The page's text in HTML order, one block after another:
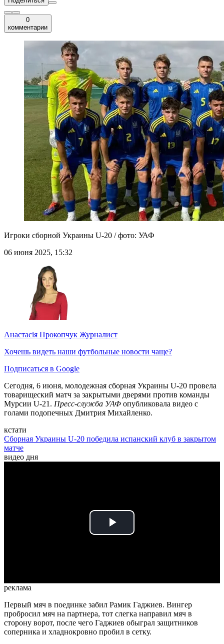
0
комментарии
Игроки сборной Украины U-20 / фото: УАФ
06 июня 2025, 15:32
Анастасія Прокопчук Журналист
Хочешь видеть наши футбольные новости чаще?
Подписаться в Google
Сегодня, 6 июня, молодежная сборная Украины U-20 провела
товарищеский матч за закрытыми дверями против команды
Мурсии U-21. Пресс-служба УАФ опубликовала видео с
голами подопечных Дмитрия Михайленко.
кстати
Сборная Украины U-20 победила испанский клуб в закрытом
матче
видео дня
Play
реклама
Первый мяч в поединке забил Рамик Гаджиев. Вингер
пробросил мяч на партнера, тот слегка направил мяч в
сторону ворот, после чего Гаджиев обыграл защитников
соперника и хладнокровно пробил в сетку.